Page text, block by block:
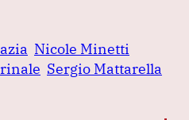
Nicole Minetti
Sergio Mattarella